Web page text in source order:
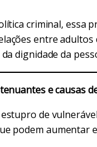
criminal, essa
entre
dignidade da
e causas
de
podem aumentar